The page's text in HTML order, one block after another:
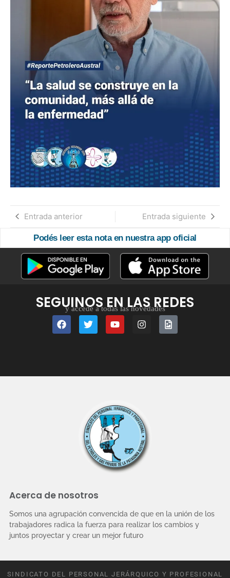
Entrada anterior Entrada siguiente
Podés leer esta nota en nuestra app oficial
SEGUINOS EN LAS REDES
y accedé a todas las novedades
Acerca de nosotros
Somos una agrupación convencida de que en la unión de los
trabajadores radica la fuerza para realizar los cambios y
juntos proyectar y crear un mejor futuro
SINDICATO DEL PERSONAL JERÁRQUICO Y PROFESIONAL